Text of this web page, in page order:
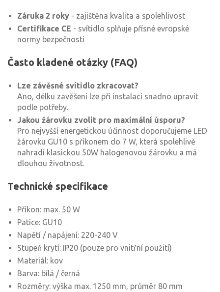
Záruka 2 roky - zajištěna kvalita a spolehlivost
Certifikace CE - svítidlo splňuje přísné evropské
normy bezpečnosti
Často kladené otázky (FAQ)
Lze závěsné svítidlo zkracovat?
Ano, délku zavěšení lze při instalaci snadno upravit
podle potřeby.
Jakou žárovku zvolit pro maximální úsporu?
Pro nejvyšší energetickou účinnost doporučujeme LED
žárovku GU10 s příkonem do 7 W, která spolehlivě
nahradí klasickou 50W halogenovou žárovku a má
dlouhou životnost.
Technické specifikace
Příkon: max. 50 W
Patice: GU10
Napětí / napájení: 220-240 V
Stupeň krytí: IP20 (pouze pro vnitřní použití)
Materiál: kov
Barva: bílá / černá
Rozměry: výška max. 1250 mm, průměr 80 mm